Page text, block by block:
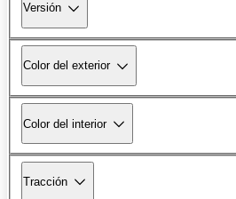
Versión
Color del exterior
Color del interior
Tracción